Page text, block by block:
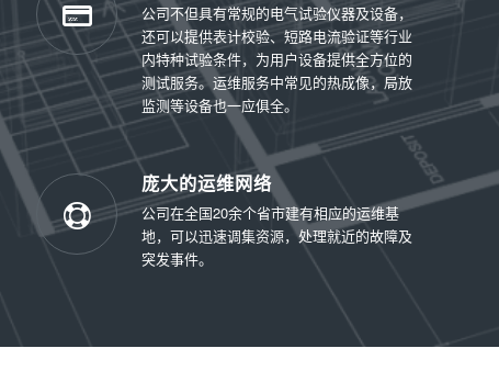
公司不但具有常规的电气试验仪器及设备，
还可以提供表计校验、短路电流验证等行业
内特种试验条件，为用户设备提供全方位的
测试服务。运维服务中常见的热成像，局放
监测等设备也一应俱全。
庞大的运维网络
公司在全国20余个省市建有相应的运维基
地，可以迅速调集资源，处理就近的故障及
突发事件。